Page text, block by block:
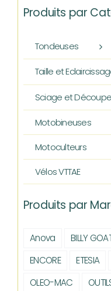
Produits par
Tondeuses
Taille et
Sciage et Découpe
Motobineuses
Motoculteurs
Vélos VTTAE
Produits par
Anova BILLY
ENCORE
ETESIA
OLEO-MAC